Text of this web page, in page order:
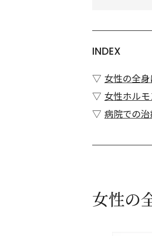
INDEX
女性の全
女性ホル
病院での
女性の